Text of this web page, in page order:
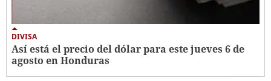
DIVISA
Así está el precio del dólar para este jueves 6 de
agosto en Honduras